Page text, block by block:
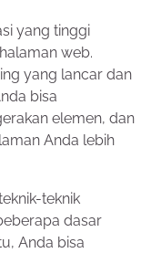
yang tinggi
web.
yang lancar dan
bisa
elemen, dan
Anda lebih
teknik
dasar
Anda bisa